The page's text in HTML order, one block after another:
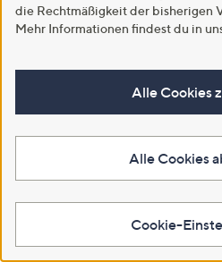
In den Warenkorb
die Rechtmäßigkeit der bisherigen
Mehr Informationen findest du in
Alle Cookies
Alle Cookies
Cookie-